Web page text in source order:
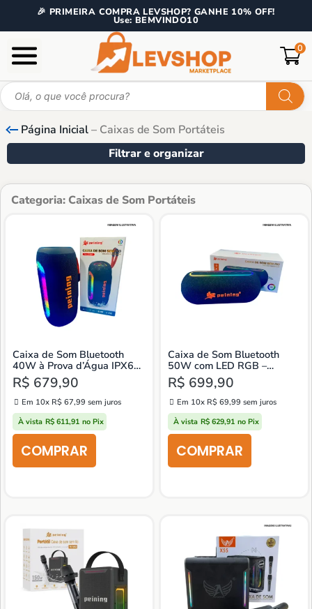
🎉 PRIMEIRA COMPRA LEVSHOP? GANHE 10% OFF!
Use: BEMVINDO10
0
Página Inicial– Caixas de Som Portáteis
Filtrar e organizar
Categoria: Caixas de Som Portáteis
Caixa de Som Bluetooth
40W à Prova d’Água IPX6
com LED RGB
R$ 679,90
Em 10x R$ 67,99 sem juros
À vista R$ 611,91 no Pix
Caixa de Som Bluetooth
50W com LED RGB –
Portátil e Potente
R$ 699,90
Em 10x R$ 69,99 sem juros
À vista R$ 629,91 no Pix